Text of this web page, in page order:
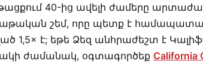
40-ից ավելի ժամերը
շեմ, որը պետք է
1,5× է; եթե Ձեզ անհրաժեշտ է
ժամանակ, օգտագործեք California